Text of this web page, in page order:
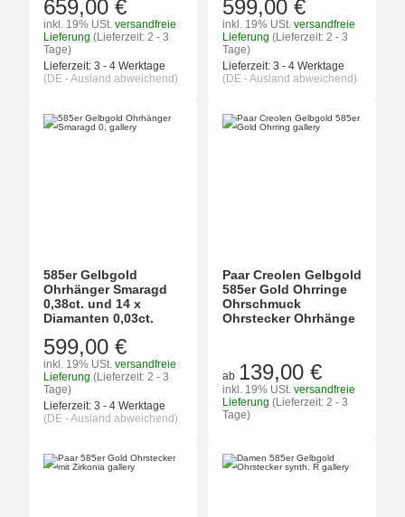
659,00 €
inkl. 19% USt. versandfreie
Lieferung (Lieferzeit: 2 - 3
Tage)
Lieferzeit: 3 - 4 Werktage
(DE - Ausland abweichend)
599,00 €
inkl. 19% USt. versandfreie
Lieferung (Lieferzeit: 2 - 3
Tage)
Lieferzeit: 3 - 4 Werktage
(DE - Ausland abweichend)
585er Gelbgold
Ohrhänger Smaragd
0,38ct. und 14 x
Diamanten 0,03ct.
599,00 €
inkl. 19% USt. versandfreie
Lieferung (Lieferzeit: 2 - 3
Tage)
Lieferzeit: 3 - 4 Werktage
(DE - Ausland abweichend)
Paar Creolen Gelbgold
585er Gold Ohrringe
Ohrschmuck
Ohrstecker Ohrhänge
ab 139,00 €
inkl. 19% USt. versandfreie
Lieferung (Lieferzeit: 2 - 3
Tage)